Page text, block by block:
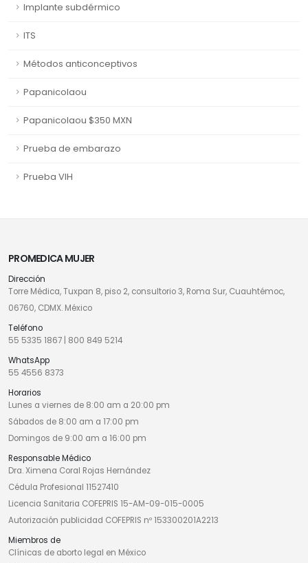
Implante subdérmico
ITS
Métodos anticonceptivos
Papanicolaou
Papanicolaou $350 MXN
Prueba de embarazo
Prueba VIH
PROMEDICA MUJER
Dirección
Torre Médica, Tuxpan 8, piso 2, consultorio 3, Roma Sur, Cuauhtémoc,
06760, CDMX. México
Teléfono
55 5335 1867
800 849 5214
WhatsApp
55 4556 8373
Horarios
Lunes a viernes de 8:00 am a 20:00 pm
Sábados de 8:00 am a 17:00 pm
Domingos de 9:00 am a 16:00 pm
Responsable Médico
Dra. Ximena Coral Rojas Hernández
Cédula Profesional 11527410
Licencia Sanitaria COFEPRIS 15-AM-09-015-0005
Autorización publicidad COFEPRIS nº 153300201A2213
Miembros de
Clínicas de aborto legal en México